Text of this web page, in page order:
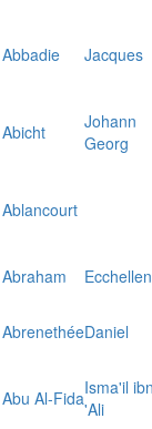
Abbadie
Jacques
Abicht
Johann
Georg
Ablancourt
Abraham
AbrenethéeDaniel
Abu Al-FidaIsma'il
'Ali